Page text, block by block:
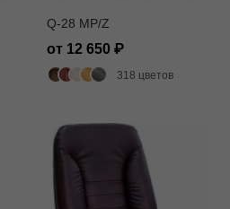
Q-28 MP/Z
от 12 650
318 цветов